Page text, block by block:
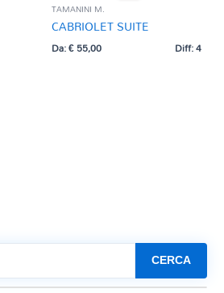
TAMANINI M.
CABRIOLET SUITE
Da:€55,00 Diff: 4
CERCA